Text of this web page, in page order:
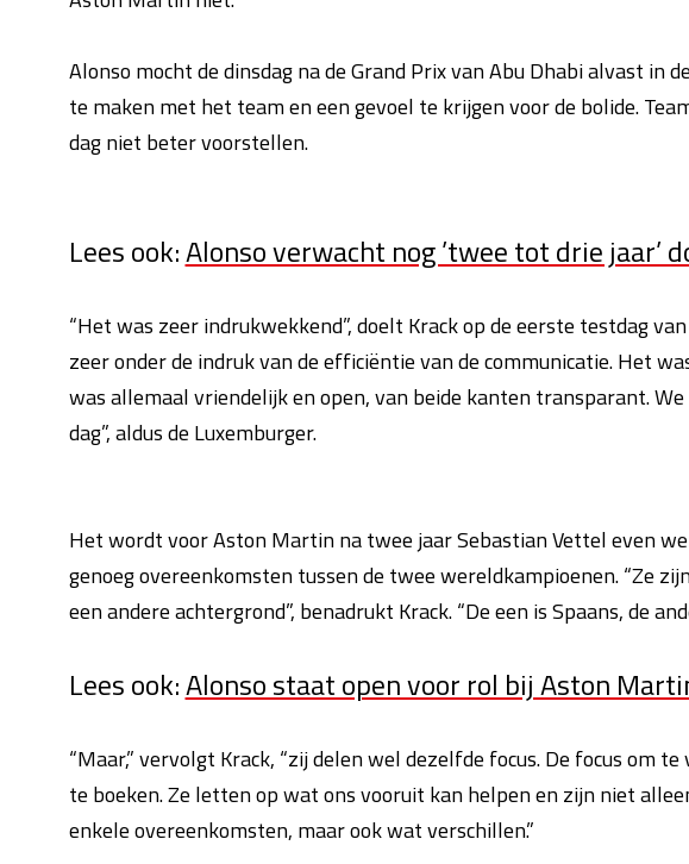
Alonso mocht de dinsdag na de Grand Prix van Abu Dhabi alvast in
te maken met het team en een gevoel te krijgen voor de bolide.
dag niet beter voorstellen.
Lees ook:Alonso verwacht nog ’twee tot drie jaar’
“Het was zeer indrukwekkend”, doelt Krack op de eerste testdag
zeer onder de indruk van de efficiëntie van de communicatie. Het
was allemaal vriendelijk en open, van beide kanten transparant.
dag”, aldus de Luxemburger.
Het wordt voor Aston Martin na twee jaar Sebastian Vettel even
genoeg overeenkomsten tussen de twee wereldkampioenen. “Ze
een andere achtergrond”, benadrukt Krack. “De een is Spaans, de
Lees ook:Alonso staat open voor rol bij Aston
“Maar,” vervolgt Krack, “zij delen wel dezelfde focus. De focus om
te boeken. Ze letten op wat ons vooruit kan helpen en zijn niet
enkele overeenkomsten, maar ook wat verschillen.”